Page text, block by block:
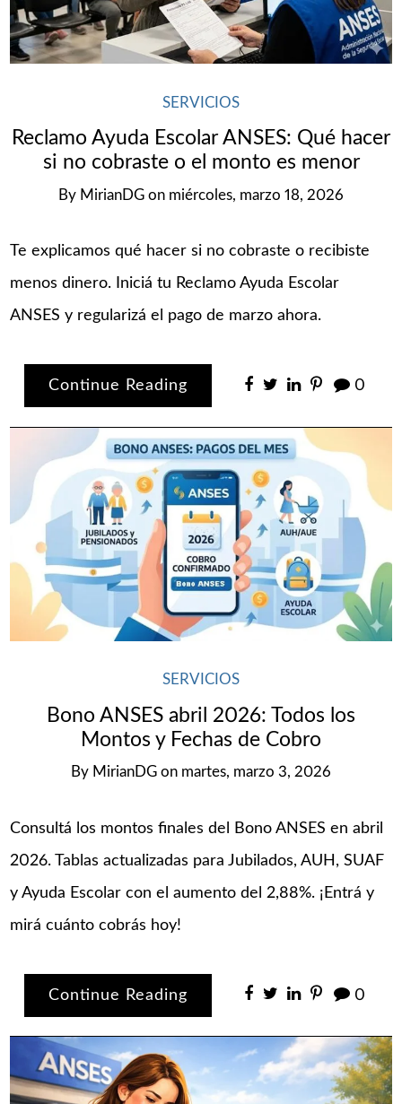
SERVICIOS
Reclamo Ayuda Escolar ANSES: Qué hacer
si no cobraste o el monto es menor
By MirianDG on miércoles, marzo 18, 2026
Te explicamos qué hacer si no cobraste o recibiste
menos dinero. Iniciá tu Reclamo Ayuda Escolar
ANSES y regularizá el pago de marzo ahora.
Continue Reading 0
SERVICIOS
Bono ANSES abril 2026: Todos los
Montos y Fechas de Cobro
By MirianDG on martes, marzo 3, 2026
Consultá los montos finales del Bono ANSES en abril
2026. Tablas actualizadas para Jubilados, AUH, SUAF
y Ayuda Escolar con el aumento del 2,88%. ¡Entrá y
mirá cuánto cobrás hoy!
Continue Reading 0